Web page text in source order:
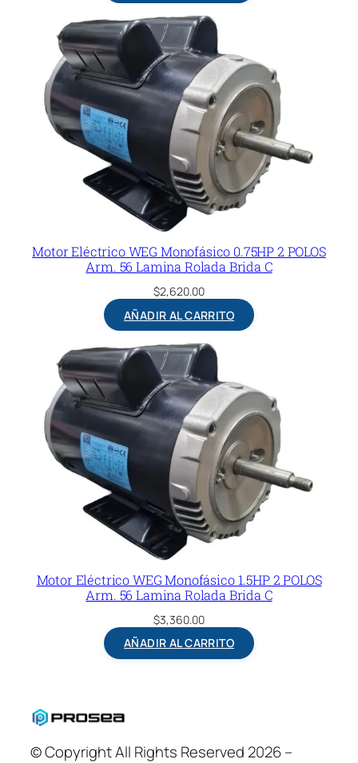
Motor Eléctrico WEG Monofásico 0.75HP 2 POLOS
Arm. 56 Lamina Rolada Brida C
$2,620.00
AÑADIR AL CARRITO
Motor Eléctrico WEG Monofásico 1.5HP 2 POLOS
Arm. 56 Lamina Rolada Brida C
$3,360.00
AÑADIR AL CARRITO
© Copyright All Rights Reserved 2026 –